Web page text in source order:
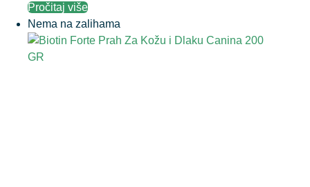
Pročitaj više
Nema na zalihama